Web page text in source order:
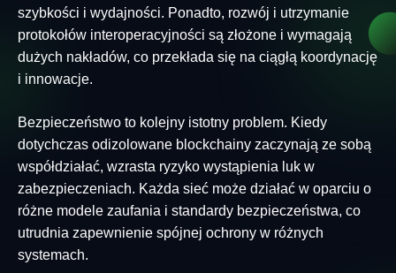
szybkości i wydajności. Ponadto, rozwój i utrzymanie
protokołów interoperacyjności są złożone i wymagają
dużych nakładów, co przekłada się na ciągłą koordynację
i innowacje.
Bezpieczeństwo to kolejny istotny problem. Kiedy
dotychczas odizolowane blockchainy zaczynają ze sobą
współdziałać, wzrasta ryzyko wystąpienia luk w
zabezpieczeniach. Każda sieć może działać w oparciu o
różne modele zaufania i standardy bezpieczeństwa, co
utrudnia zapewnienie spójnej ochrony w różnych
systemach.